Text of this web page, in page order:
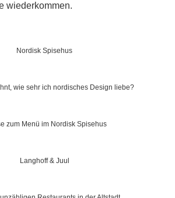
wiederkommen.
Nordisk Spisehus
wie sehr ich nordisches Design liebe?
zum Menü im Nordisk Spisehus
Langhoff & Juul